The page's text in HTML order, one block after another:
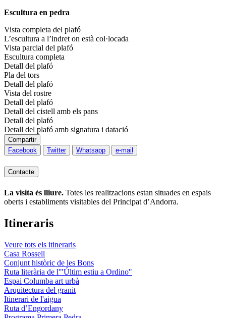
Escultura en pedra
Vista completa del plafó
L’escultura a l’indret on està col·locada
Vista parcial del plafó
Escultura completa
Detall del plafó
Pla del tors
Detall del plafó
Vista del rostre
Detall del plafó
Detall del cistell amb els pans
Detall del plafó
Detall del plafó amb signatura i datació
Compartir
Facebook
Twitter Whatsapp e-mail
Contacte
La visita és lliure. Totes les realitzacions estan situades en espais
oberts i establiments visitables del Principat d’Andorra.
Itineraris
Veure tots els itineraris
Casa Rossell
Conjunt històric de les Bons
Ruta literària de l'"Últim estiu a Ordino"
Espai Columba art urbà
Arquitectura del granit
Itinerari de l'aigua
Ruta d’Engordany